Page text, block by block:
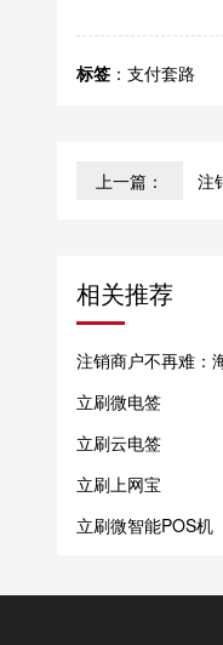
标签 ： 支付套路
上一篇： 注
相关推荐
注销商户不再难：
立刷微电签
立刷云电签
立刷上网宝
立刷微智能POS机